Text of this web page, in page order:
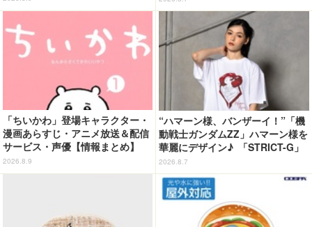
ージで登場！
「ちいかわ」登場キャラクター・
漫画あらすじ・アニメ放送＆配信
サービス・声優【情報まとめ】
2026.8.9
“ハマーン様、バンザーイ！”「機
動戦士ガンダムZZ」ハマーン様を
華麗にデザイン♪ 「STRICT-G」
Tシャツなどミニコレクション登
場
2026.8.7